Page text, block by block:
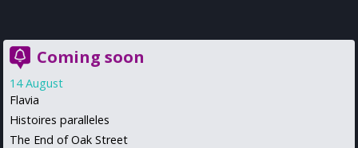
Coming soon
14 August
Flavia
Histoires paralleles
The End of Oak Street